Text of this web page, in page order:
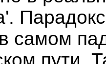
Парадокс
самом